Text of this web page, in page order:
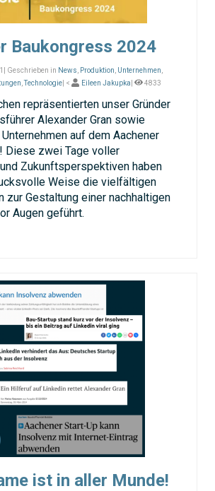
Baukongress 2024
Geschrieben in News Produktion Unternehmen
,Technologie | < Eileen Jakupka 4833
repräsentierten unser Gründer
Alexander Gran sowie
auf dem Aachener
Diese zwei Tage voller
Zukunftsperspektiven haben
Weise die vielfältigen
zur Gestaltung einer nachhaltigen
Augen geführt.
ist in aller Munde!